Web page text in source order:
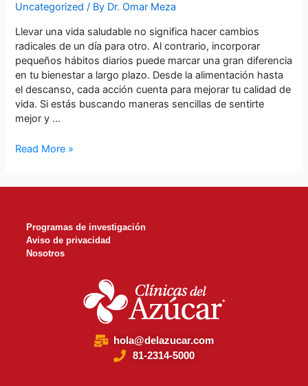
Uncategorized / By Dr. Omar Meza
Llevar una vida saludable no significa hacer cambios
radicales de un día para otro. Al contrario, incorporar
pequeños hábitos diarios puede marcar una gran diferencia
en tu bienestar a largo plazo. Desde la alimentación hasta
el descanso, cada acción cuenta para mejorar tu calidad de
vida. Si estás buscando maneras sencillas de sentirte
mejor y …
Read More »
Programas de investigación
Aviso de privacidad
Nosotros
hola@delazucar.com
81-2314-5000